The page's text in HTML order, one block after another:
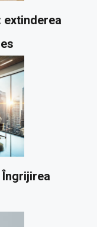
extinderea
Îngrijirea